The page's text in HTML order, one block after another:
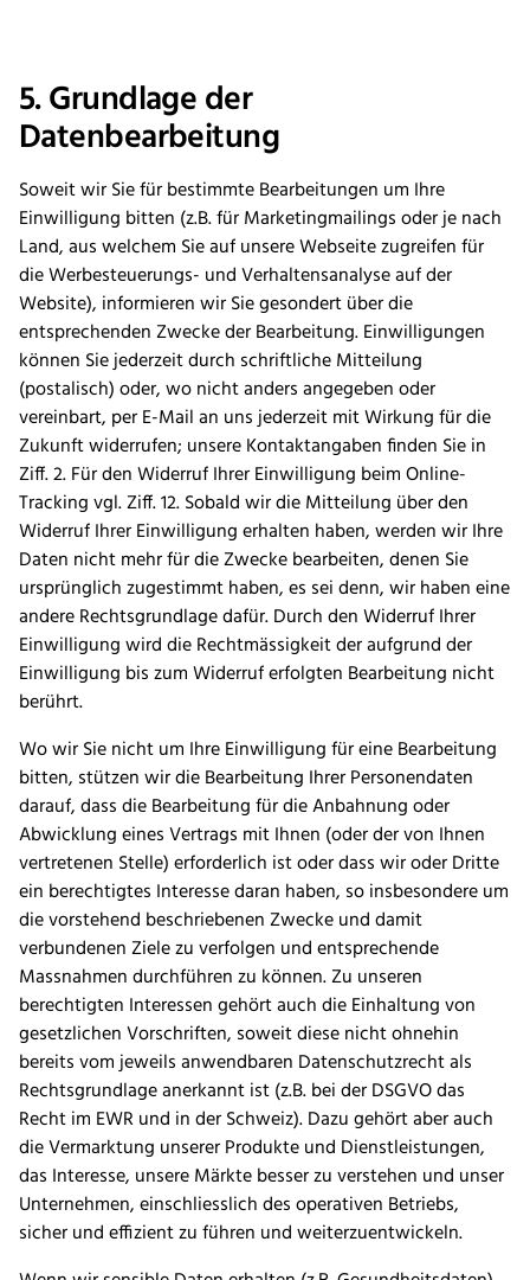
5. Grundlage der
Datenbearbeitung
Soweit wir Sie für bestimmte Bearbeitungen um Ihre
Einwilligung bitten (z.B. für Marketingmailings oder je nach
Land, aus welchem Sie auf unsere Webseite zugreifen für
die Werbesteuerungs- und Verhaltensanalyse auf der
Website), informieren wir Sie gesondert über die
entsprechenden Zwecke der Bearbeitung. Einwilligungen
können Sie jederzeit durch schriftliche Mitteilung
(postalisch) oder, wo nicht anders angegeben oder
vereinbart, per E-Mail an uns jederzeit mit Wirkung für die
Zukunft widerrufen; unsere Kontaktangaben finden Sie in
Ziff. 2. Für den Widerruf Ihrer Einwilligung beim Online-
Tracking vgl. Ziff. 12. Sobald wir die Mitteilung über den
Widerruf Ihrer Einwilligung erhalten haben, werden wir Ihre
Daten nicht mehr für die Zwecke bearbeiten, denen Sie
ursprünglich zugestimmt haben, es sei denn, wir haben eine
andere Rechtsgrundlage dafür. Durch den Widerruf Ihrer
Einwilligung wird die Rechtmässigkeit der aufgrund der
Einwilligung bis zum Widerruf erfolgten Bearbeitung nicht
berührt.
Wo wir Sie nicht um Ihre Einwilligung für eine Bearbeitung
bitten, stützen wir die Bearbeitung Ihrer Personendaten
darauf, dass die Bearbeitung für die Anbahnung oder
Abwicklung eines Vertrags mit Ihnen (oder der von Ihnen
vertretenen Stelle) erforderlich ist oder dass wir oder Dritte
ein berechtigtes Interesse daran haben, so insbesondere um
die vorstehend beschriebenen Zwecke und damit
verbundenen Ziele zu verfolgen und entsprechende
Massnahmen durchführen zu können. Zu unseren
berechtigten Interessen gehört auch die Einhaltung von
gesetzlichen Vorschriften, soweit diese nicht ohnehin
bereits vom jeweils anwendbaren Datenschutzrecht als
Rechtsgrundlage anerkannt ist (z.B. bei der DSGVO das
Recht im EWR und in der Schweiz). Dazu gehört aber auch
die Vermarktung unserer Produkte und Dienstleistungen,
das Interesse, unsere Märkte besser zu verstehen und unser
Unternehmen, einschliesslich des operativen Betriebs,
sicher und effizient zu führen und weiterzuentwickeln.